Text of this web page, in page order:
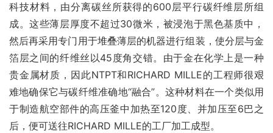
科技材料，由分离碳丝所获得的600层平行碳纤维层所组
成。这些薄层厚度不超过30微米，被浸泡于黑色基质中，
然后再采用专门用于堆叠薄层的机器进行组装，使分层与金
箔层之间的纤维丝以45度角交错。由于金在化学上是一种
贵金属材质，因此NTPT和RICHARD MILLE的工程师很艰
难地确保它与碳纤维准确地“融合”。这种材料在一个类似用
于制造航空部件的高压釜中加热至120度、并加压至6巴之
后，便可送往RICHARD MILLE的工厂加工成型。